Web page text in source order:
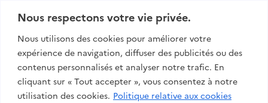
Nous respectons votre vie privée.
Nous utilisons des cookies pour améliorer votre
expérience de navigation, diffuser des publicités ou des
contenus personnalisés et analyser notre trafic. En
cliquant sur « Tout accepter », vous consentez à notre
utilisation des cookies. Politique relative aux cookies